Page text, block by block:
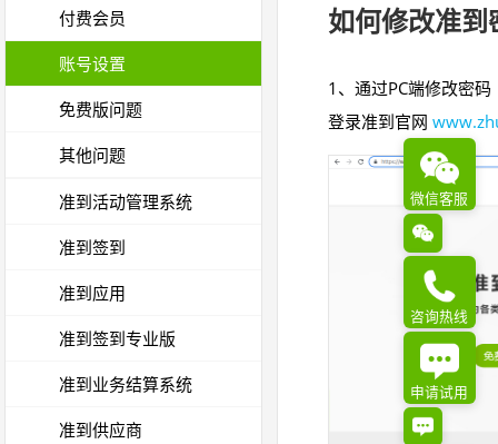
微信客服
咨询热线
申请试用
付费会员
账号设置
免费版问题
其他问题
准到活动管理系统
准到签到
准到应用
准到签到专业版
准到业务结算系统
准到供应商
如何修改准到
1、通过PC端修改密码
登录准到官网